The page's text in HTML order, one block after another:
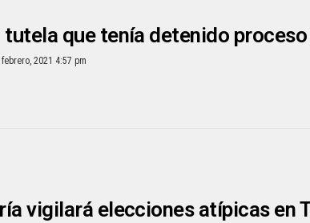
tutela que tenía detenido
2021 4:57 pm
vigilará elecciones atípicas en